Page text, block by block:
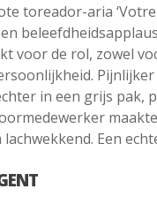
toreador-aria
voor de rol, zowel
in een grijs pak,
Een